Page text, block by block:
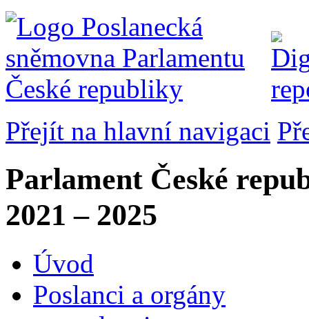
Přejít na hlavní navigaci
Parlament České
2021 – 2025
Úvod
Poslanci a orgány